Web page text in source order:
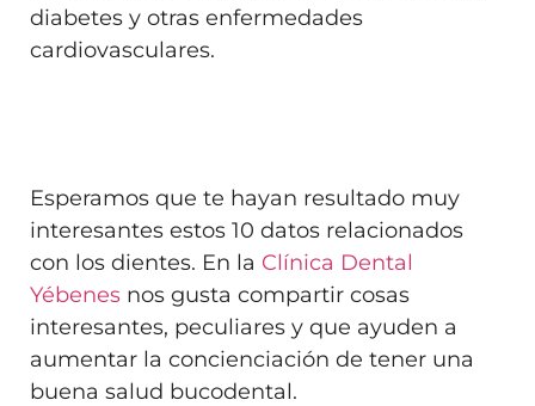
diabetes y otras enfermedades
cardiovasculares.
Esperamos que te hayan resultado muy
interesantes estos 10 datos relacionados
con los dientes. En la Clínica Dental
Yébenes nos gusta compartir cosas
interesantes, peculiares y que ayuden a
aumentar la concienciación de tener una
buena salud bucodental.